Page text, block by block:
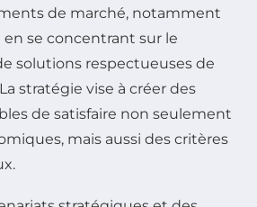
de marché, notamment
en se concentrant sur le
solutions respectueuses de
stratégie vise à créer des
de satisfaire non seulement
mais aussi des critères